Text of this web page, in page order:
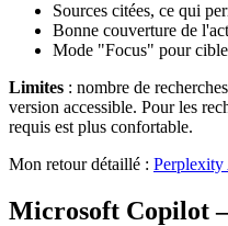
Sources citées, ce qui
Bonne couverture de
Mode "Focus" pour
Limites : nombre de
version accessible. Pour les
requis est plus confortable.
Mon retour détaillé :
Microsoft Copilot